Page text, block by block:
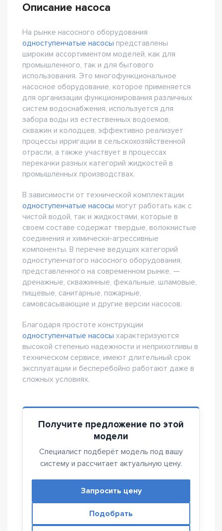
Описание насоса
На рынке насосного оборудования
одноступенчатые насосы представлены
широким ассортиментом моделей, как для
промышленного, так и для бытового
использования. Это многофункциональное
насосное оборудование, которое применяется
для организации функционирования различных
систем водоснабжения, используется для
забора воды из естественных водоемов,
скважин и колодцев, эффективно реализует
процессы ирригации в сельскохозяйственной
отрасли, а также участвует в процессах
перекачки разных категорий жидкостей в
промышленных производствах.
В зависимости от технической комплектации
одноступенчатые насосы могут работать как с
чистой водой, так и жидкостями, которые в
своем составе содержат твердые, волокнистые
соединения и химически-агрессивные
компоненты. В перечне ведущих категорий
одноступенчатого насосного оборудования,
представленного на современном рынке, —
дренажные, скважинные, фекальные, шламовые,
пищевые, санитарные, пожарные,
самовсасывающие и другие версии насосов.
Благодаря простоте конструкции
одноступенчатые насосы характеризуются
высокой степенью надежности и неприхотливы в
техническом сервисе, имеют длительный срок
эксплуатации и бесперебойно работают даже в
сложных условиях.
Получите предложение по этой
модели
Специалист подберёт модель под вашу
систему и рассчитает актуальную цену.
Запросить цену
Подобрать